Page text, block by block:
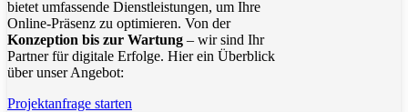
bietet umfassende Dienstleistungen, um Ihre
Online-Präsenz zu optimieren. Von der
Konzeption bis zur Wartung – wir sind Ihr
Partner für digitale Erfolge. Hier ein Überblick
über unser Angebot:
Projektanfrage starten